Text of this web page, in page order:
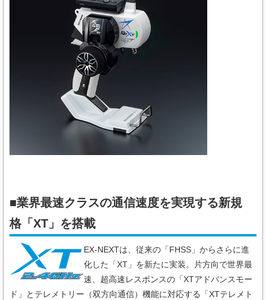
■業界最速クラスの通信速度を実現する新規
格「XT」を搭載
EX-NEXTは、従来の「FHSS」からさらに進
化した「XT」を新たに実装。片方向で世界最
速、超高速レスポンスの「XTアドバンスモー
ド」とテレメトリー（双方向通信）機能に対応する「XTテレメト